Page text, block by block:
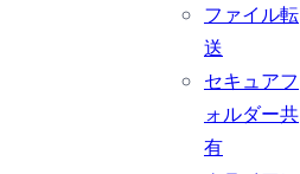
ファイル転
送
セキュアフ
ォルダー共
有